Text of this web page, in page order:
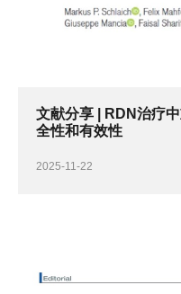
文献分享 | RDN治疗
全性和有效性
2025-11-22